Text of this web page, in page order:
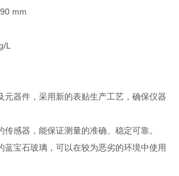
mm
L
元器件，采用新的表贴生产工艺，确保仪器
传感器，能保证测量的准确、稳定可靠。
蓝宝石玻璃，可以在较为恶劣的环境中使用